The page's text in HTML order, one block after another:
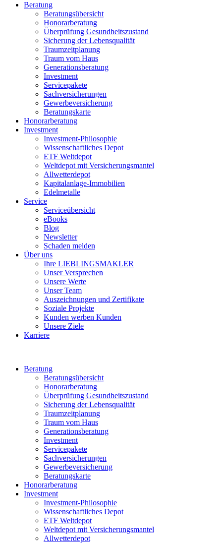
Beratung
Beratungsübersicht
Honorarberatung
Überprüfung Gesundheitszustand
Sicherung der Lebensqualität
Traumzeitplanung
Traum vom Haus
Generationsberatung
Investment
Servicepakete
Sachversicherungen
Gewerbeversicherung
Beratungskarte
Honorarberatung
Investment
Investment-Philosophie
Wissenschaftliches Depot
ETF Weltdepot
Weltdepot mit Versicherungsmantel
Allwetterdepot
Kapitalanlage-Immobilien
Edelmetalle
Service
Serviceübersicht
eBooks
Blog
Newsletter
Schaden melden
Über uns
Ihre LIEBLINGSMAKLER
Unser Versprechen
Unsere Werte
Unser Team
Auszeichnungen und Zertifikate
Soziale Projekte
Kunden werben Kunden
Unsere Ziele
Karriere
Beratung
Beratungsübersicht
Honorarberatung
Überprüfung Gesundheitszustand
Sicherung der Lebensqualität
Traumzeitplanung
Traum vom Haus
Generationsberatung
Investment
Servicepakete
Sachversicherungen
Gewerbeversicherung
Beratungskarte
Honorarberatung
Investment
Investment-Philosophie
Wissenschaftliches Depot
ETF Weltdepot
Weltdepot mit Versicherungsmantel
Allwetterdepot